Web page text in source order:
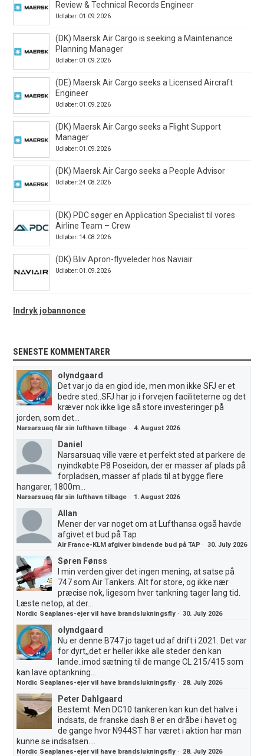
Review & Technical Records Engineer
Udløber: 01.09.2026
(DK) Maersk Air Cargo is seeking a Maintenance
Planning Manager
Udløber: 01.09.2026
(DE) Maersk Air Cargo seeks a Licensed Aircraft
Engineer
Udløber: 01.09.2026
(DK) Maersk Air Cargo seeks a Flight Support
Manager
Udløber: 01.09.2026
(DK) Maersk Air Cargo seeks a People Advisor
Udløber: 24.08.2026
(DK) PDC søger en Application Specialist til vores
Airline Team – Crew
Udløber: 14.08.2026
(DK) Bliv Apron-flyveleder hos Naviair
Udløber: 01.09.2026
Indryk jobannonce
SENESTE KOMMENTARER
olyndgaard
Det var jo da en giod ide, men mon ikke SFJ er et
bedre sted..SFJ har jo i forvejen faciliteterne og det
kræver nok ikke lige så store investeringer på
jorden, som det...
Narsarsuaq får sin lufthavn tilbage ·4. August 2026
Daniel
Narsarsuaq ville være et perfekt sted at parkere de
nyindkøbte P8 Poseidon, der er masser af plads på
forpladsen, masser af plads til at bygge flere
hangarer, 1800m...
Narsarsuaq får sin lufthavn tilbage · 1. August 2026
Allan
Mener der var noget om at Lufthansa også havde
afgivet et bud på Tap
Air France-KLM afgiver bindende bud på TAP ·30. July 2026
Søren Fønss
I min verden giver det ingen mening, at satse på
747 som Air Tankers. Alt for store, og ikke nær
præcise nok, ligesom hver tankning tager lang tid.
Læste netop, at der...
Nordic Seaplanes-ejer vil have brandslukningsfly ·30. July 2026
olyndgaard
Nu er denne B747 jo taget ud af drift i 2021. Det var
for dyrt,,det er heller ikke alle steder den kan
lande..imod sætning til de mange CL 215/415 som
kan lave optankning...
Nordic Seaplanes-ejer vil have brandslukningsfly · 28. July 2026
Peter Dahlgaard
Bestemt. Men DC10 tankeren kan kun det halve i
indsats, de franske dash 8 er en dråbe i havet og
de gange hvor N944ST har været i aktion har man
kunne se indsatsen....
Nordic Seaplanes-ejer vil have brandslukningsfly · 28. July 2026